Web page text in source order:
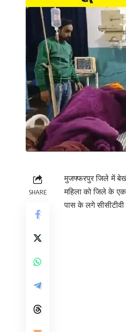
SHARE
मुजफ्फरपुर जिले में
महिला को जिले के
पास के लगे सीसीटीवी